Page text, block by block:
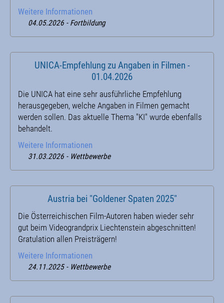
Weitere Informationen
04.05.2026 - Fortbildung
UNICA-Empfehlung zu Angaben in Filmen -
01.04.2026
Die UNICA hat eine sehr ausführliche Empfehlung
herausgegeben, welche Angaben in Filmen gemacht
werden sollen. Das aktuelle Thema "KI" wurde ebenfalls
behandelt.
Weitere Informationen
31.03.2026 - Wettbewerbe
Austria bei "Goldener Spaten 2025"
Die Österreichischen Film-Autoren haben wieder sehr
gut beim Videograndprix Liechtenstein abgeschnitten!
Gratulation allen Preisträgern!
Weitere Informationen
24.11.2025 - Wettbewerbe